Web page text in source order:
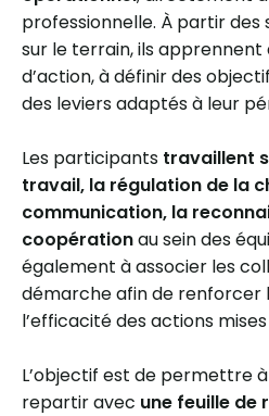
professionnelle. À partir
sur le terrain, ils
d’action, à définir des
des leviers adaptés à leur
Les participants travaillent
travail, la régulation de la
communication, la
coopérationau sein des
également à associer les
démarche afin de renforcer
l’efficacité des actions
L’objectif est de permettre
repartir avec une feuille de